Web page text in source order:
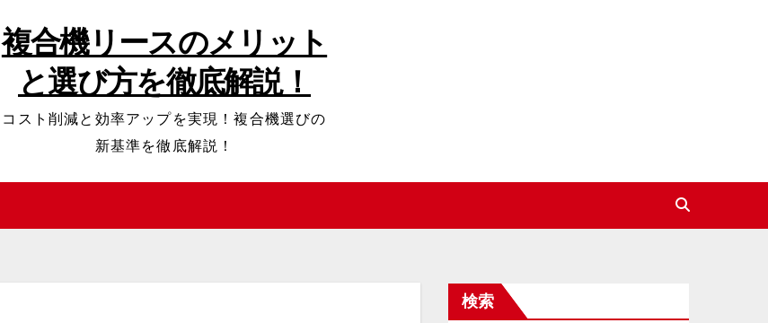
複合機リースのメリット
と選び方を徹底解説！
コスト削減と効率アップを実現！複合機選びの
新基準を徹底解説！
検索